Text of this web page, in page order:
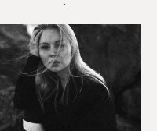
*